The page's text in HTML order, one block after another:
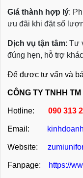
Giá thành hợp lý:
ưu đãi khi đặt số
Dịch vụ tận tâm: Tư
đúng hẹn, hỗ trợ
Để được tư vấn và
CÔNG TY TNHH
Hotline: 090 313
Email:
Website:
Fanpage: https://